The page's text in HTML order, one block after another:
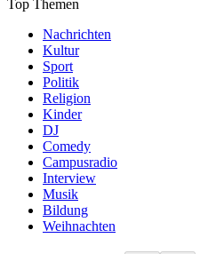
Top Themen
Nachrichten
Kultur
Sport
Politik
Religion
Kinder
DJ
Comedy
Campusradio
Interview
Musik
Bildung
Weihnachten